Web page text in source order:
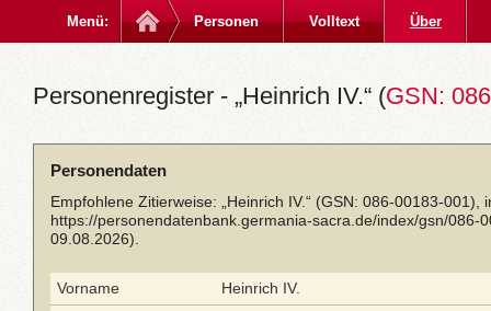
Menü: Personen Volltext Über
Personenregister - „Heinrich IV.“ (GSN:
Personendaten
Empfohlene Zitierweise: „Heinrich IV.“ (GSN: 086-00183-001),
https://personendatenbank.germania-sacra.de/index/gsn/086-
09.08.2026).
Vorname
Heinrich IV.